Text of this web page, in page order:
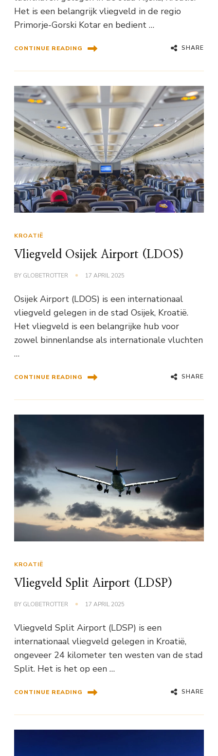
Het is een belangrijk vliegveld in de regio
Primorje-Gorski Kotar en bedient …
CONTINUE READING SHARE
KROATIË
Vliegveld Osijek Airport (LDOS)
BY GLOBETROTTER 17 APRIL 2025
Osijek Airport (LDOS) is een internationaal
vliegveld gelegen in de stad Osijek, Kroatië.
Het vliegveld is een belangrijke hub voor
zowel binnenlandse als internationale vluchten
…
CONTINUE READING SHARE
KROATIË
Vliegveld Split Airport (LDSP)
BY GLOBETROTTER 17 APRIL 2025
Vliegveld Split Airport (LDSP) is een
internationaal vliegveld gelegen in Kroatië,
ongeveer 24 kilometer ten westen van de stad
Split. Het is het op een …
CONTINUE READING SHARE